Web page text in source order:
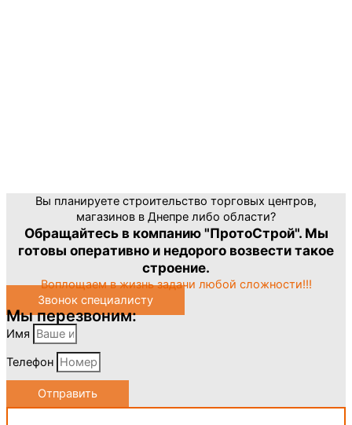
Вы планируете строительство торговых центров,
магазинов в Днепре либо области?
Обращайтесь в компанию "ПротоСтрой". Мы
готовы оперативно и недорого возвести такое
строение.
Воплощаем в жизнь задачи любой сложности!!!
Звонок специалисту
Мы перезвоним:
Имя
Телефон
Отправить